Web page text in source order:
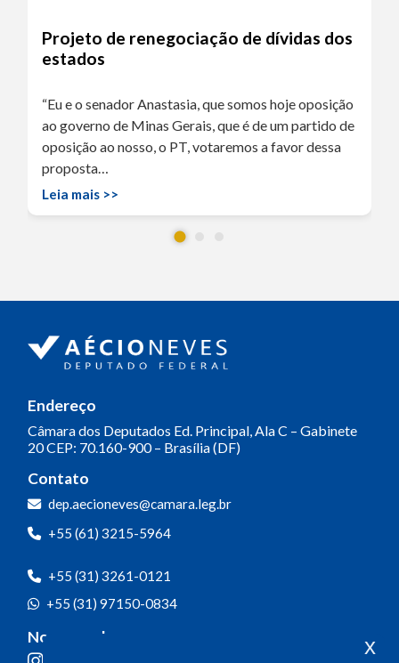
Projeto de renegociação de dívidas dos
estados
“Eu e o senador Anastasia, que somos hoje oposição
ao governo de Minas Gerais, que é de um partido de
oposição ao nosso, o PT, votaremos a favor dessa
proposta…
Leia mais >>
Endereço
Câmara dos Deputados Ed. Principal, Ala C – Gabinete
20CEP: 70.160-900 – Brasília (DF)
Contato
dep.aecioneves@camara.leg.br
+55 (61) 3215-5964
+55 (31) 3261-0121
+55 (31) 97150-0834
Nossas redes x